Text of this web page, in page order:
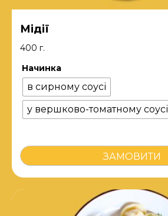
Мідії
400 г.
Начинка
в сирному соусі
у вершково-томатному соусі
Мідії
кількість
ЗАМОВИТИ